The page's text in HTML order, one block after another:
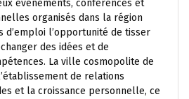
événements, conférences et
organisés dans la région
d’emploi l’opportunité de tisser
des idées et de
La ville cosmopolite de
de relations
et la croissance personnelle, ce